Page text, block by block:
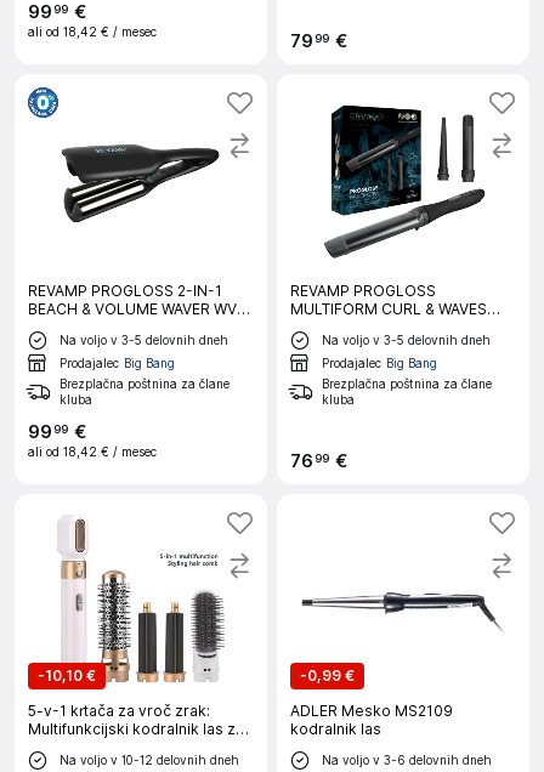
9999 €
ali od 18,42 € / mesec 7999 €
REVAMP PROGLOSS 2-IN-1
BEACH & VOLUME WAVER WV-
3000 kodralnik za lase
Na voljo v 3-5 delovnih dneh
Prodajalec Big Bang
Brezplačna poštnina za člane
kluba
9999 €
ali od 18,42 € / mesec
REVAMP PROGLOSS
MULTIFORM CURL & WAVES
3IN1 WD-1500 oblikovalnik las
Na voljo v 3-5 delovnih dneh
Prodajalec Big Bang
Brezplačna poštnina za člane
kluba
7699 €
-10,10 €
5-v-1 krtača za vroč zrak:
Multifunkcijski kodralnik las z
nastavljivo temperaturo White
Na voljo v 10-12 delovnih dneh
-0,99 €
ADLER Mesko MS2109
kodralnik las
Na voljo v 3-6 delovnih dneh